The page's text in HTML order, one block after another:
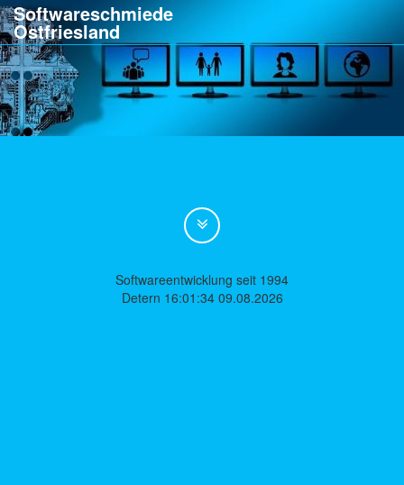
Softwareschmiede
Ostfriesland
Softwareentwicklung seit 1994
Detern 16:01:34 09.08.2026